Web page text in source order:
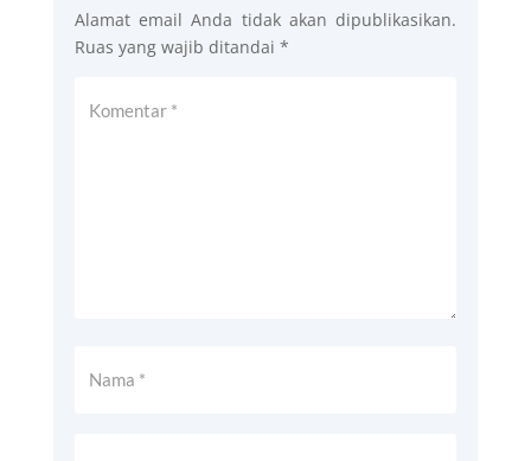
Alamat email Anda tidak akan dipublikasikan.
Ruas yang wajib ditandai *